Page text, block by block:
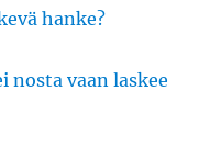
hanke?
nosta vaan laskee